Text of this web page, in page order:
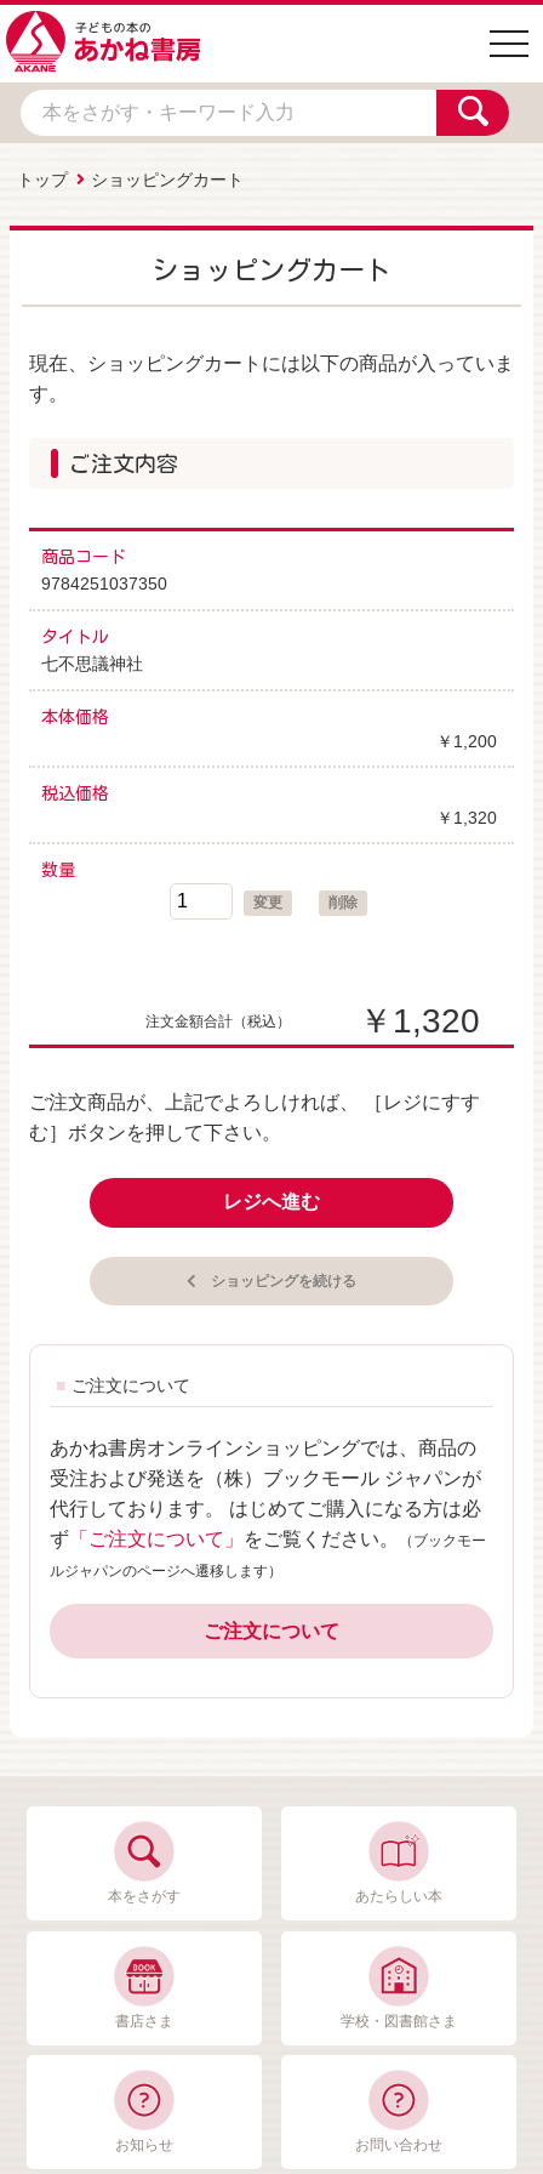
トップ ショッピングカート
ショッピングカート
現在、ショッピングカートには以下の商品が入っていま
す。
ご注文内容
商品コード
9784251037350
タイトル
七不思議神社
本体価格
￥1,200
税込価格
￥1,320
数量
変更
削除
注文金額合計 （税込） ￥1,320
ご注文商品が、上記でよろしければ、 ［レジにすす
む］ボタンを押して下さい。
ショッピングを続ける
レジへ進む
ご注文について
あかね書房オンラインショッピングでは、商品の
受注および発送を（株）ブックモール ジャパンが
代行しております。 はじめてご購入になる方は必
ず 「ご注文について」 をご覧ください。
（ブックモー
ルジャパンのページへ遷移します）
ご注文について
本をさがす あたらしい本
書店さま 学校・図書館さま
お知らせ お問い合わせ